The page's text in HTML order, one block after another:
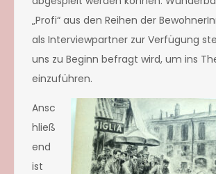
„Profi“ aus den Reihen der
als Interviewpartner zur Verfügung
uns zu Beginn befragt wird, um ins
einzuführen.
Ansc
hließ
end
ist